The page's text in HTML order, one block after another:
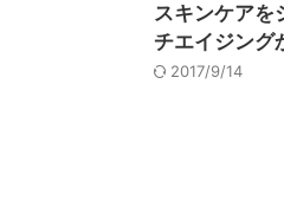
スキンケアを
チエイジング
2017/9/14